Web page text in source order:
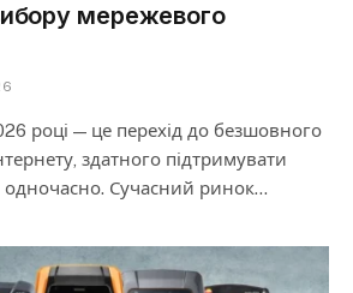
мережевого
році — це перехід до безшовного
здатного підтримувати
одночасно. Сучасний ринок…